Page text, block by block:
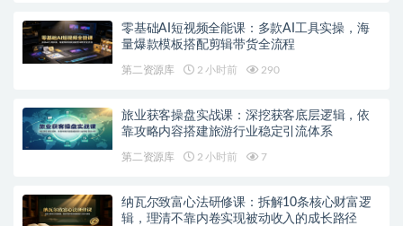
零基础AI短视频全能课：多款AI工具实操，海
量爆款模板搭配剪辑带货全流程
第二资源库 2 小时前 290
旅业获客操盘实战课：深挖获客底层逻辑，依
靠攻略内容搭建旅游行业稳定引流体系
第二资源库 2 小时前 7
纳瓦尔致富心法研修课：拆解10条核心财富逻
辑，理清不靠内卷实现被动收入的成长路径